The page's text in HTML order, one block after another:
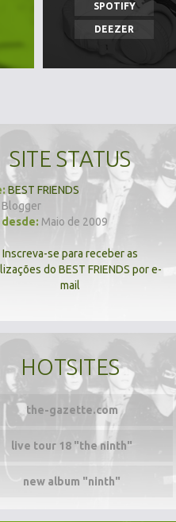
SPOTIFY
DEEZER
SITE STATUS
BEST FRIENDS
Blogger
desde: Maio de 2009
Inscreva-se para receber as
do BEST FRIENDS por e-
mail
HOTSITES
the-gazette.com
live tour 18 "the ninth"
new album "ninth"